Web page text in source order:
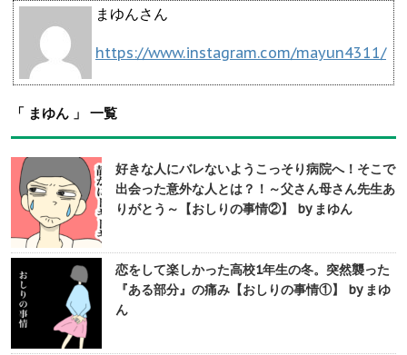
まゆんさん
https://www.instagram.com/mayun4311/
「 まゆん 」 一覧
好きな人にバレないようこっそり病院へ！そこで
出会った意外な人とは？！～父さん母さん先生あ
りがとう～【おしりの事情②】 by まゆん
恋をして楽しかった高校1年生の冬。突然襲った
『ある部分』の痛み【おしりの事情①】 by まゆ
ん